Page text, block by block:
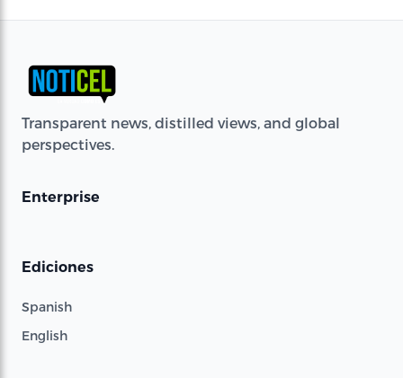
Transparent news, distilled views, and global
perspectives.
Enterprise
Ediciones
Spanish
English